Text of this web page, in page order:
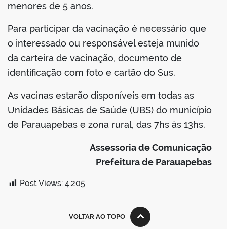
menores de 5 anos.
Para participar da vacinação é necessário que
o interessado ou responsável esteja munido
da carteira de vacinação, documento de
identificação com foto e cartão do Sus.
As vacinas estarão disponíveis em todas as
Unidades Básicas de Saúde (UBS) do município
de Parauapebas e zona rural, das 7hs às 13hs.
Assessoria de Comunicação
Prefeitura de Parauapebas
Post Views: 4.205
VOLTAR AO TOPO